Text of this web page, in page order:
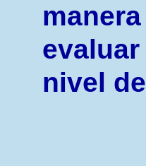
nivel